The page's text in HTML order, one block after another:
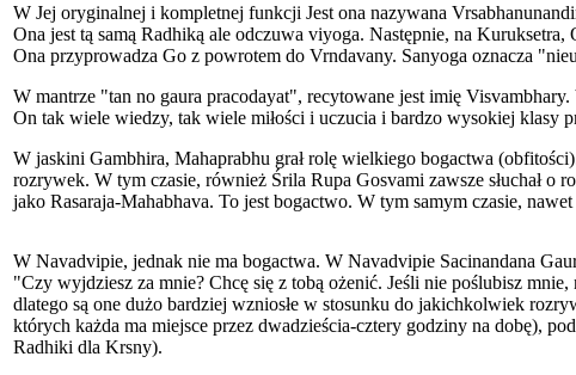
W Jej oryginalnej i kompletnej funkcji Jest ona nazywana
Ona jest tą samą Radhiką ale odczuwa viyoga. Następnie, na
Ona przyprowadza Go z powrotem do Vrndavany. Sanyoga oznacza
W mantrze "tan no gaura pracodayat", recytowane jest imię
On tak wiele wiedzy, tak wiele miłości i uczucia i bardzo wysokiej klasy
W jaskini Gambhira, Mahaprabhu grał rolę wielkiego bogactwa
rozrywek. W tym czasie, również Śrila Rupa Gosvami zawsze słuchał
jako Rasaraja-Mahabhava. To jest bogactwo. W tym samym czasie,
W Navadvipie, jednak nie ma bogactwa. W Navadvipie Sacinandana
"Czy wyjdziesz za mnie? Chcę się z tobą ożenić. Jeśli nie poślubisz
dlatego są one dużo bardziej wzniosłe w stosunku do jakichkolwiek
których każda ma miejsce przez dwadzieścia-cztery godziny na dobę),
Radhiki dla Krsny).